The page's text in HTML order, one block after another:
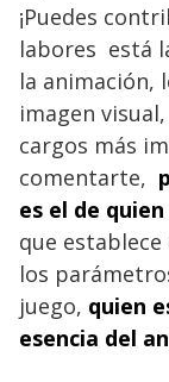
¡Puedes
labores está
la animación,
imagen
cargos más
comentarte,
es el de
que
los
juego, quien
esencia del